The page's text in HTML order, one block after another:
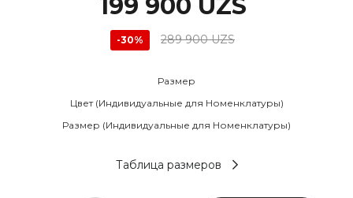
-30% 289 900 UZS
Размер
Цвет (Индивидуальные для Номенклатуры)
Размер (Индивидуальные для Номенклатуры)
Таблица размеров